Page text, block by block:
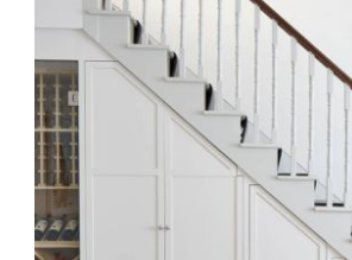
Ваш телефон*
Комментарий к заказу